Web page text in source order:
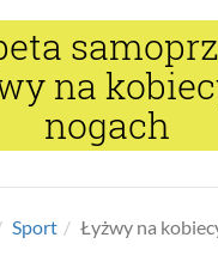
na
nogach
Sport Łyżwy na